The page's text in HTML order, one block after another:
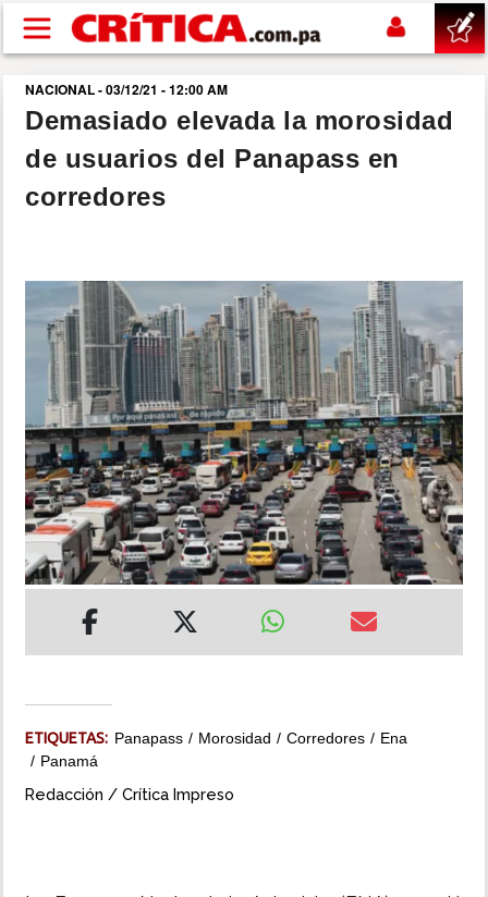
Pasar al contenido principal
buscar
SUCESOS
POLÍTICA
SHOW
DEPORTES
MUNDO
INSÓLITAS
MULTIMEDIA
IMPRESO
NACIONAL - 03/12/21 - 12:00 AM
Demasiado elevada la morosidad
de usuarios del Panapass en
corredores
ETIQUETAS: Panapass Morosidad Corredores
Ena
Panamá
Redacción / Crítica Impreso